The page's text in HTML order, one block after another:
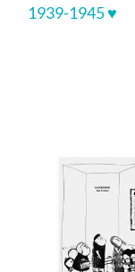
1939-1945 ♥